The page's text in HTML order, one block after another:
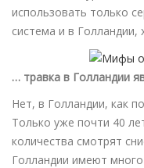
использовать только
система и в
… травка в Голландии
Нет, в Голландии, как
Только уже почти 40
количества смотрят
Голландии имеют